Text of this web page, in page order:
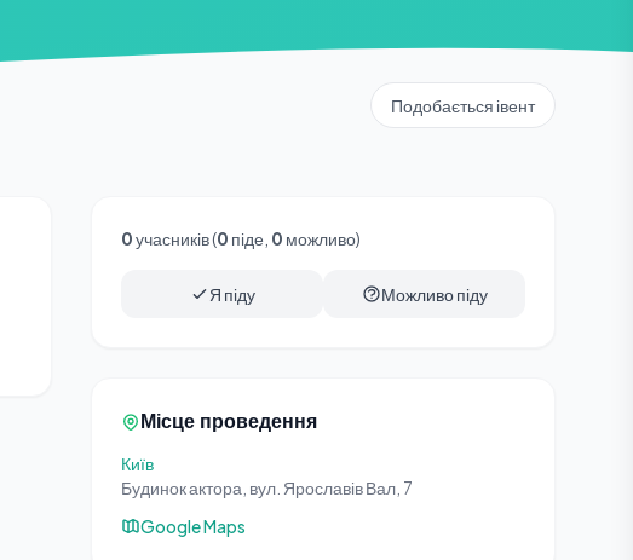
Подобається івент
0учасників (0 піде, 0 можливо)
Я піду Можливо піду
Місце проведення
Київ
Будинок актора, вул. Ярославів Вал, 7
Google Maps